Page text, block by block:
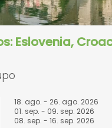
Eslovenia,
18. ago. - 26. ago. 2026
01. sep. - 09. sep. 2026
08. sep. - 16. sep. 2026